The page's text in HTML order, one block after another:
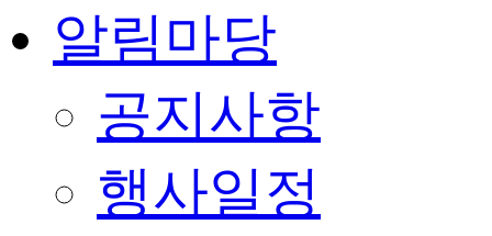
알림마당
공지사항
행사일정